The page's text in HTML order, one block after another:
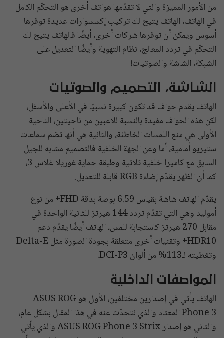
من الأمور المميزة والتي لا تقدّمها هواتف أخرى هو التحكّم الكامل
في الهاتف، الهاتف يتيح لك تركيب إكسسوارات عديدة توفرها
أسوس ويمكن أن توفرها شركات أخرى، أيضًا فالهاتف يتيح لك
التحكّم في تردد المعالج، نظام التهوية وأيضًا التعديل على
الشبكة، الشاشة والصوتيات!
الشاشة، التصميم والصوتيات
الهاتف يقدم حواف قد تكون كبيرة نسبيًا في الأعلى والأسفل،
لكن هذه الحواف مفيدة بالنسبة للاعبين من ناحيتين، الناحية
الأولى هي منع اللمسات الخاطئة، والثانية هي أنها تضم سماعات
ستيريو أمامية، أما وعن الجهة الخلفية فالتصميم مشابه للجيل
السابق مع كاميرا خلفية ثلاثية وطبقة حماية غوريلا غلاس 3،
كما أن الظهر يقدّم إضاءة RGB قابلة للتعديل.
يقدّم الهاتف شاشة بقياس 6.59 بوصة بدقة FHD+ من نوع
أموليد وهي التي تقدّم تردد 144 هيرتز للثانية الواحدة في
مقابل 270 هيرتز كاستجابة للمس، الهاتف أيضًا يقدّم دعم
HDR10+ وتقنيات أخرى متعلقة بجودة الصورة مثل Delta-E
وتغطيته لـ113% من ألوان DCI-P3.
المواصفات الداخلية
الهاتف يأتي في إصدارين مختلفين، الأول هو ASUS ROG
Phone 3 المعتاد والذي نتحدّث عنه في هذا المقال بشكل عام،
والثاني هو إصدار ASUS ROG Phone 3 Strix والذي يأتي